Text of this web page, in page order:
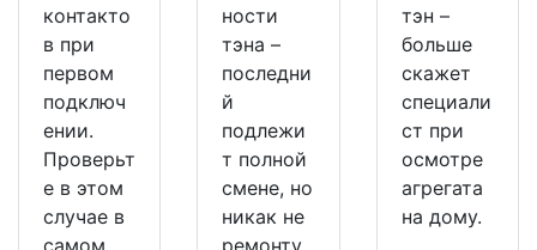
контакто
в при
первом
подключ
ении.
Проверьт
е в этом
случае в
самом
ности
тэна –
последни
й
подлежи
т полной
смене, но
никак не
ремонту.
тэн –
больше
скажет
специали
ст при
осмотре
агрегата
на дому.